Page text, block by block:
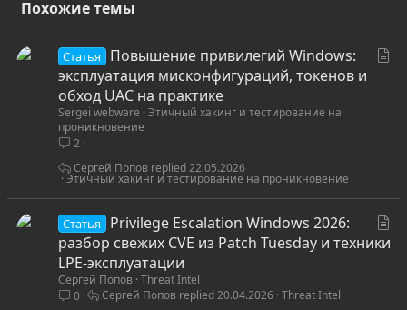
Похожие темы
Статья
Повышение привилегий Windows:
эксплуатация мисконфигураций, токенов и
обход UAC на практике
Sergei webware Этичный хакинг и тестирование на
проникновение
2
Этичный хакинг и тестирование на проникновение
22.05.2026
Сергей Попов
Статья
Privilege Escalation Windows 2026:
разбор свежих CVE из Patch Tuesday и техники
LPE-эксплуатации
Сергей Попов Threat Intel
0
Threat Intel
20.04.2026
Сергей Попов